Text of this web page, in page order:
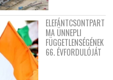
ELEFÁNTCSONTPART
MA ÜNNEPLI
FÜGGETLENSÉGÉNEK
66. ÉVFORDULÓJÁT